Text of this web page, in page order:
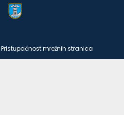
Pristupačnost mrežnih stranica